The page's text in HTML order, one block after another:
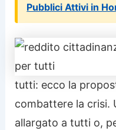
Pubblici Attivi in
tutti: ecco la
combattere la crisi.
allargato a tutti o,